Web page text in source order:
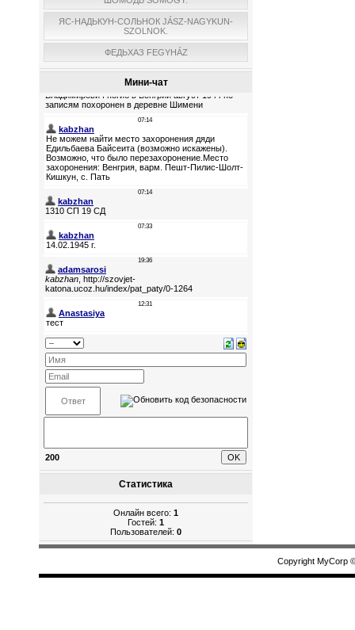
ЯС-НАДЬКУН-СОЛЬНОК JÁSZ-NAGYKUN-
SZOLNOK.
ФЕДЬХАЗ FEGYHÁZ
Мини-чат
200
Статистика
Онлайн всего: 1
Гостей: 1
Пользователей: 0
Copyright MyCorp